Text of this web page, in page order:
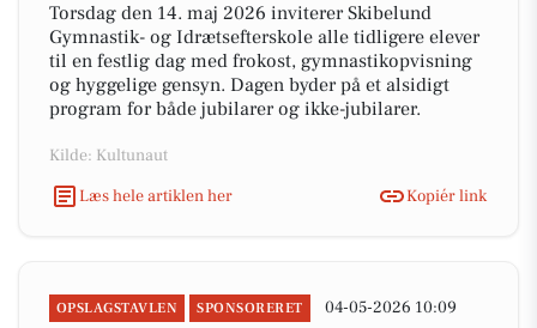
Torsdag den 14. maj 2026 inviterer Skibelund
Gymnastik- og Idrætsefterskole alle tidligere elever
til en festlig dag med frokost, gymnastikopvisning
og hyggelige gensyn. Dagen byder på et alsidigt
program for både jubilarer og ikke-jubilarer.
Kilde: Kultunaut
Læs hele artiklen her
Kopiér link
OPSLAGSTAVLEN SPONSORERET 04-05-2026 10:09